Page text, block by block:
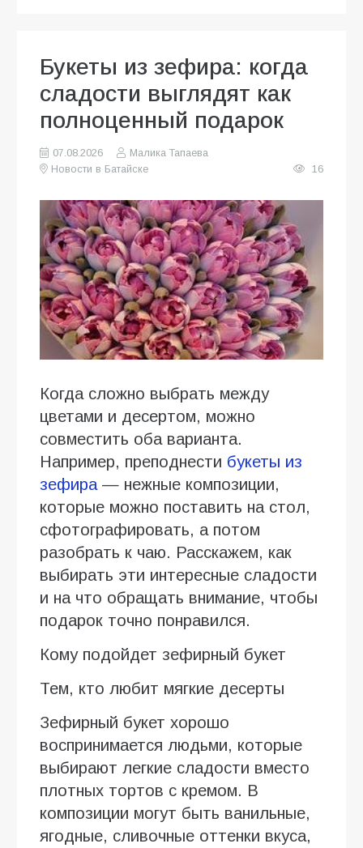
Букеты из зефира: когда
сладости выглядят как
полноценный подарок
07.08.2026
Малика Тапаева
Новости в Батайске
16
Когда сложно выбрать между
цветами и десертом, можно
совместить оба варианта.
Например, преподнести букеты из
зефира— нежные композиции,
которые можно поставить на стол,
сфотографировать, а потом
разобрать к чаю. Расскажем, как
выбирать эти интересные сладости
и на что обращать внимание, чтобы
подарок точно понравился.
Кому подойдет зефирный букет
Тем, кто любит мягкие десерты
Зефирный букет хорошо
воспринимается людьми, которые
выбирают легкие сладости вместо
плотных тортов с кремом. В
композиции могут быть ванильные,
ягодные, сливочные оттенки вкуса,